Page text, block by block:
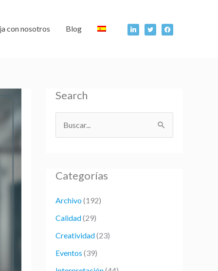
con nosotros Blog
Search
c
r
p
o
r
:
Categorías
Archivo(192)
Calidad(29)
Creatividad(23)
Eventos (39)